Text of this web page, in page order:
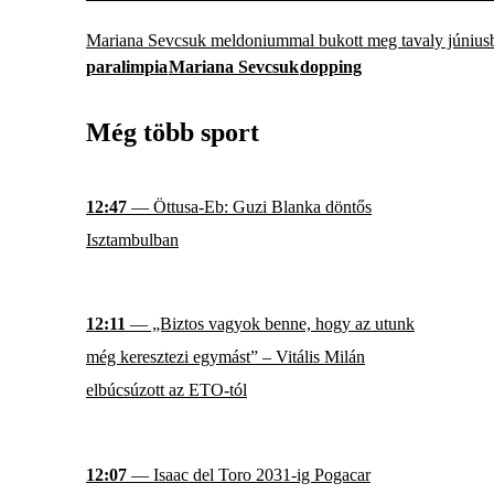
Mariana Sevcsuk meldoniummal bukott meg tavaly
paralimpiaMariana Sevcsukdopping
Még több sport
12:47 — Öttusa-Eb: Guzi Blanka döntős
Isztambulban
12:11 — „Biztos vagyok benne, hogy az utunk
még keresztezi egymást” – Vitális Milán
elbúcsúzott az ETO-tól
12:07 — Isaac del Toro 2031-ig Pogacar